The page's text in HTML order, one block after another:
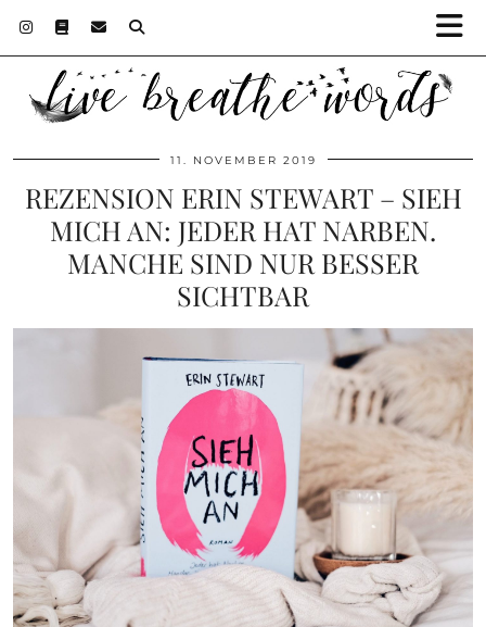
11. NOVEMBER 2019
REZENSION ERIN STEWART – SIEH
MICH AN: JEDER HAT NARBEN.
MANCHE SIND NUR BESSER
SICHTBAR